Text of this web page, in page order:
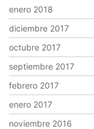
enero 2018
diciembre 2017
octubre 2017
septiembre 2017
febrero 2017
enero 2017
noviembre 2016